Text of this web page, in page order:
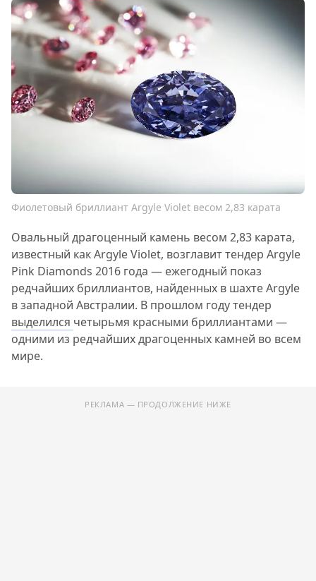
Фиолетовый бриллиант Argyle Violet весом 2,83 карата
Овальный драгоценный камень весом 2,83 карата,
известный как Argyle Violet, возглавит тендер Argyle
Pink Diamonds 2016 года — ежегодный показ
редчайших бриллиантов, найденных в шахте Argyle
в западной Австралии. В прошлом году тендер
выделился четырьмя красными бриллиантами —
одними из редчайших драгоценных камней во всем
мире.
РЕКЛАМА — ПРОДОЛЖЕНИЕ НИЖЕ